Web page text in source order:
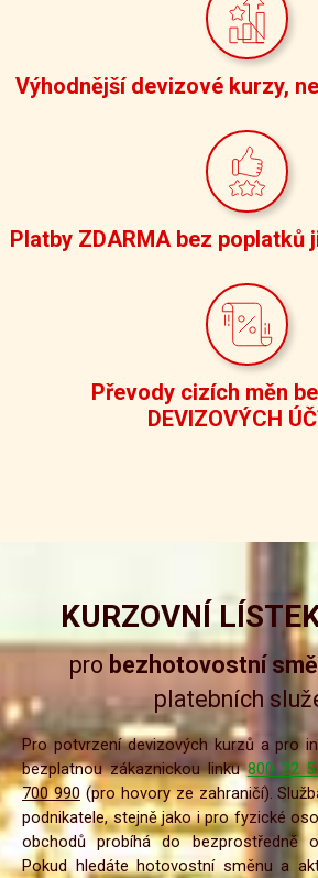
Výhodnější devizové kurzy,
Platby ZDARMAbez poplatků
Převody cizích měn
DEVIZOVÝCH
KURZOVNÍ
pro bezhotovostní
platebních
Pro potvrzení devizových kurzů a pro
bezplatnou zákaznickou linku800 22
700 990 (pro hovory ze zahraničí).
podnikatele, stejně jako i pro fyzické
obchodů probíhá do bezprostředně
Pokud hledáte hotovostní směnu a